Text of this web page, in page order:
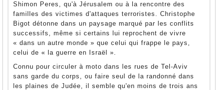
Shimon Peres, qu'à Jérusalem ou à la rencontre des
familles des victimes d'attaques terroristes. Christophe
Bigot détonne dans un paysage marqué par les conflits
successifs, même si certains lui reprochent de vivre
« dans un autre monde » que celui qui frappe le pays,
celui de « la guerre en Israël ».
Connu pour circuler à moto dans les rues de Tel-Aviv
sans garde du corps, ou faire seul de la randonné dans
les plaines de Judée, il semble qu'en moins de trois ans